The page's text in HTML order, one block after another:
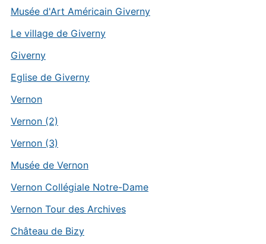
Musée d'Art Américain Giverny
Le village de Giverny
Giverny
Eglise de Giverny
Vernon
Vernon (2)
Vernon (3)
Musée de Vernon
Vernon Collégiale Notre-Dame
Vernon Tour des Archives
Château de Bizy